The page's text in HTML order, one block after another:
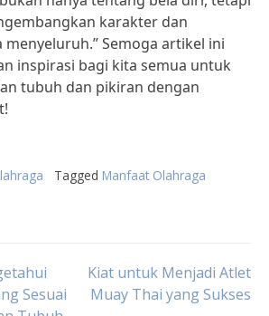
karakter dan
menyeluruh.” Semoga artikel ini
inspirasi bagi kita semua untuk
tubuh dan pikiran dengan
Tagged Manfaat Olahraga
Sesuai
Kiat untuk Menjadi Atlet
Muay Thai yang Sukses